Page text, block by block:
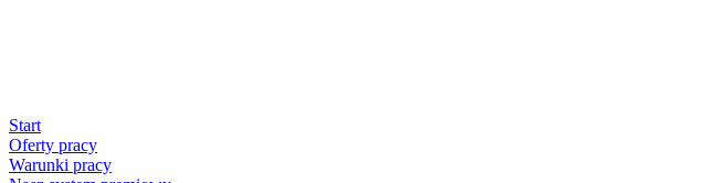
Start
Oferty pracy
Warunki pracy